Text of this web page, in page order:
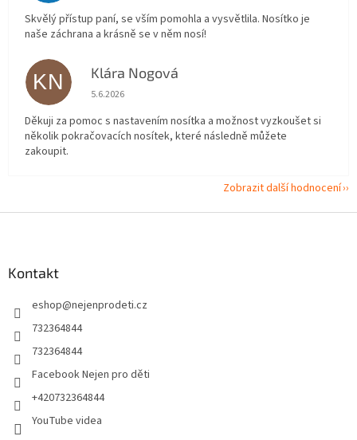
Skvělý přístup paní, se vším pomohla a vysvětlila. Nosítko je
naše záchrana a krásně se v něm nosí!
KN Klára Nogová
Hodnocení obchodu je 5 z 5 hvězdiček.
5.6.2026
Děkuji za pomoc s nastavením nosítka a možnost vyzkoušet si
několik pokračovacích nosítek, které následně můžete
zakoupit.
Zobrazit další hodnocení
Kontakt
eshop@nejenprodeti.cz
732364844
732364844
Facebook Nejen pro děti
+420732364844
YouTube videa